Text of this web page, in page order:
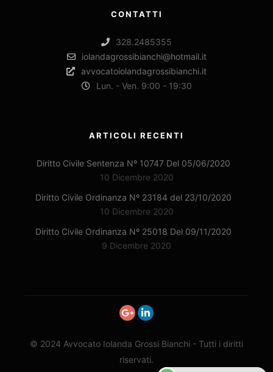
CONTATTI
328.2485355
iolandagrossibianchi@hotmail.it
avvocatoiolandagrossibianchi.it
Lun. - Ven. 9:00 - 19:30
ARTICOLI RECENTI
Diritto Civile Sentenza Nº 10747 Del 05/06/2020
10 Dicembre 2020
Diritto Civile Ordinanza Nº 23184 del 23/10/2020
10 Dicembre 2020
Diritto Civile Ordinanza Nº 25018 Del 09/11/2020
9 Dicembre 2020
© 2024 Avvocato Iolanda Grossi Bianchi - Tutti i diritti
riservati.